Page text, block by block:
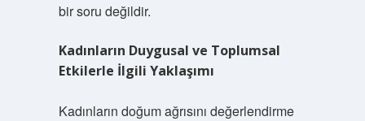
bir soru değildir.
Kadınların Duygusal ve Toplumsal
Etkilerle İlgili Yaklaşımı
Kadınların doğum ağrısını değerlendirme